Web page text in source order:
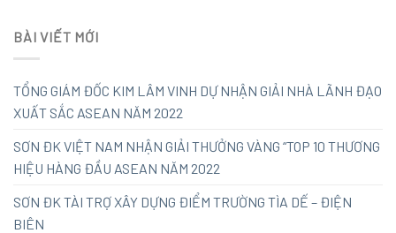
BÀI VIẾT MỚI
TỔNG GIÁM ĐỐC KIM LÂM VINH DỰ NHẬN GIẢI NHÀ LÃNH ĐẠO
XUẤT SẮC ASEAN NĂM 2022
SƠN ĐK VIỆT NAM NHẬN GIẢI THƯỞNG VÀNG “TOP 10 THƯƠNG
HIỆU HÀNG ĐẦU ASEAN NĂM 2022
SƠN ĐK TÀI TRỢ XÂY DỰNG ĐIỂM TRƯỜNG TÌA DẾ – ĐIỆN
BIÊN